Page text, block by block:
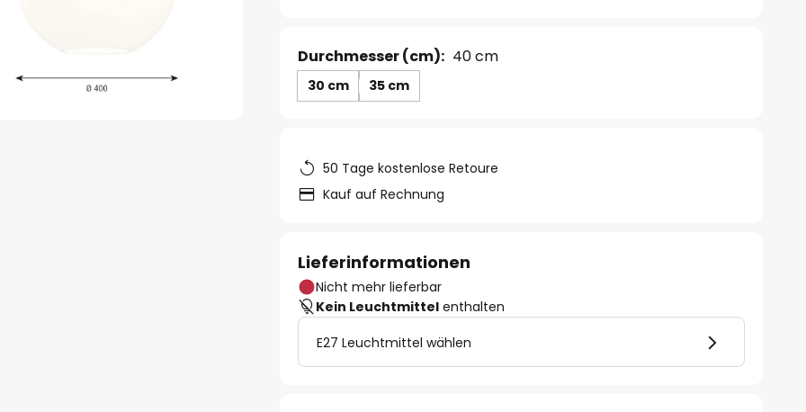
Durchmesser (cm): 40 cm
30 cm 35 cm
50 Tage kostenlose Retoure
Kauf auf Rechnung
Lieferinformationen
Nicht mehr lieferbar
Kein Leuchtmittel enthalten
E27 Leuchtmittel wählen